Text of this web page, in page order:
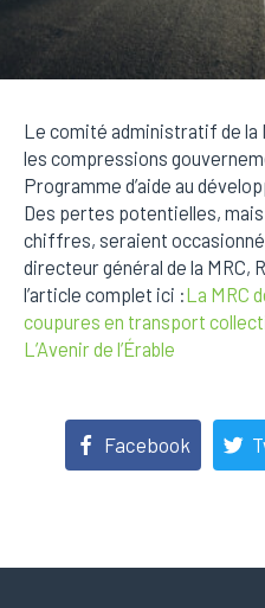
Le comité administratif de la
les compressions
Programme d’aide au
Des pertes potentielles,
chiffres, seraient
directeur général de la MRC,
l’article complet ici :La MRC
coupures en transport
L’Avenir de l’Érable
Facebook